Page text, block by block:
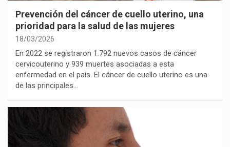
Prevención del cáncer de cuello uterino, una
prioridad para la salud de las mujeres
18/03/2026
En 2022 se registraron 1.792 nuevos casos de cáncer
cervicouterino y 939 muertes asociadas a esta
enfermedad en el país. El cáncer de cuello uterino es una
de las principales…